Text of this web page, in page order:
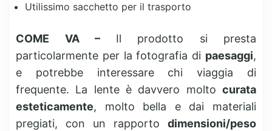
Utilissimo sacchetto per il trasporto
COME VA – Il prodotto si presta
particolarmente per la fotografia di paesaggi,
e potrebbe interessare chi viaggia di
frequente. La lente è davvero molto curata
esteticamente, molto bella e dai materiali
pregiati, con un rapporto dimensioni/peso